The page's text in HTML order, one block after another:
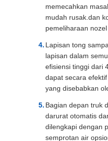
memecahkan
mudah rusak.dan
pemeliharaan nozel
Lapisan tong
lapisan dalam
efisiensi tinggi dari
dapat secara
yang disebabkan
Bagian depan truk
darurat otomatis
dilengkapi dengan
semprotan air